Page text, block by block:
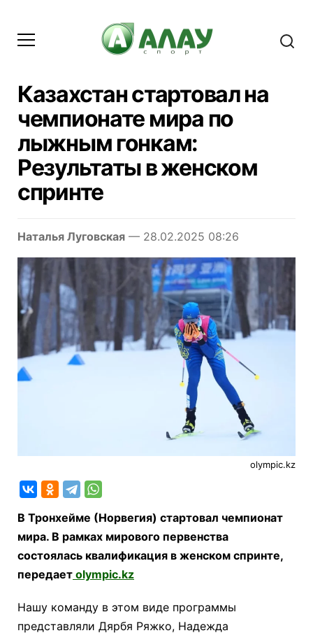
Казахстан стартовал на
чемпионате мира по
лыжным гонкам:
Результаты в женском
спринте
Наталья Луговская — 28.02.2025 08:26
olympic.kz
В Тронхейме (Норвегия) стартовал чемпионат
мира. В рамках мирового первенства
состоялась квалификация в женском спринте,
передает olympic.kz
Нашу команду в этом виде программы
представляли Дярбя Ряжко, Надежда